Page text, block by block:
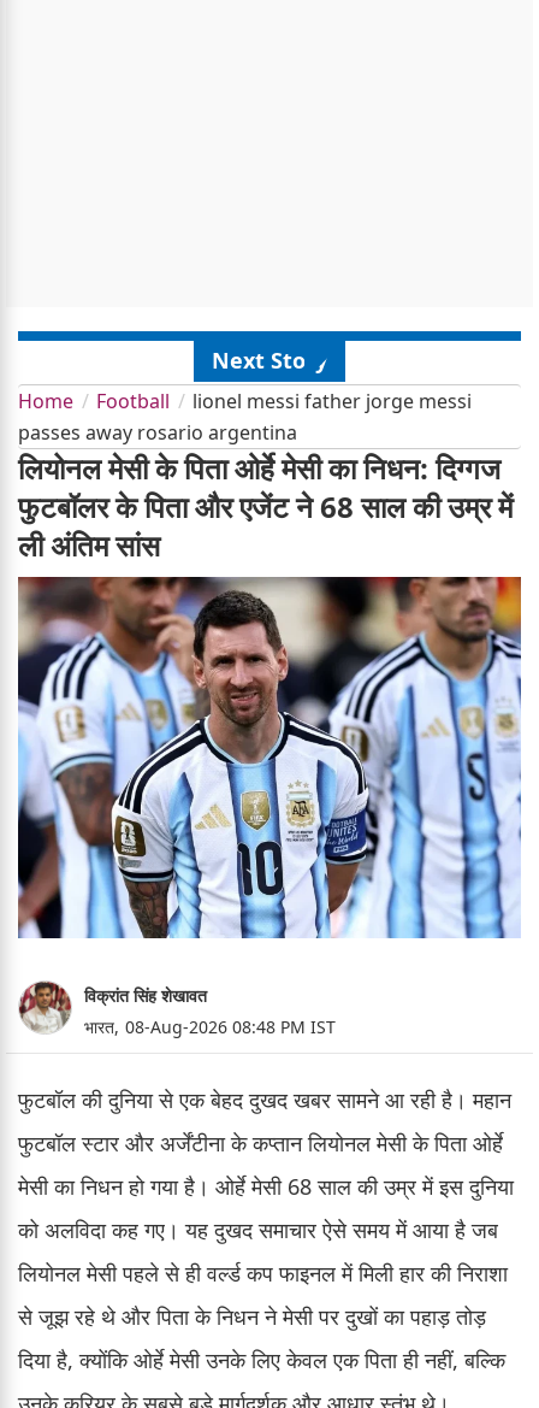
Next Story
Home Football
lionel messi father jorge messi
passes away rosario argentina
लियोनल मेसी के पिता ओर्हे मेसी का निधन: दिग्गज
फुटबॉलर के पिता और एजेंट ने 68 साल की उम्र में
ली अंतिम सांस
विक्रांत सिंह शेखावत
भारत, 08-Aug-2026 08:48 PM IST
फुटबॉल की दुनिया से एक बेहद दुखद खबर सामने आ रही है। महान
फुटबॉल स्टार और अर्जेंटीना के कप्तान लियोनल मेसी के पिता ओर्हे
मेसी का निधन हो गया है। ओर्हे मेसी 68 साल की उम्र में इस दुनिया
को अलविदा कह गए। यह दुखद समाचार ऐसे समय में आया है जब
लियोनल मेसी पहले से ही वर्ल्ड कप फाइनल में मिली हार की निराशा
से जूझ रहे थे और पिता के निधन ने मेसी पर दुखों का पहाड़ तोड़
दिया है, क्योंकि ओर्हे मेसी उनके लिए केवल एक पिता ही नहीं, बल्कि